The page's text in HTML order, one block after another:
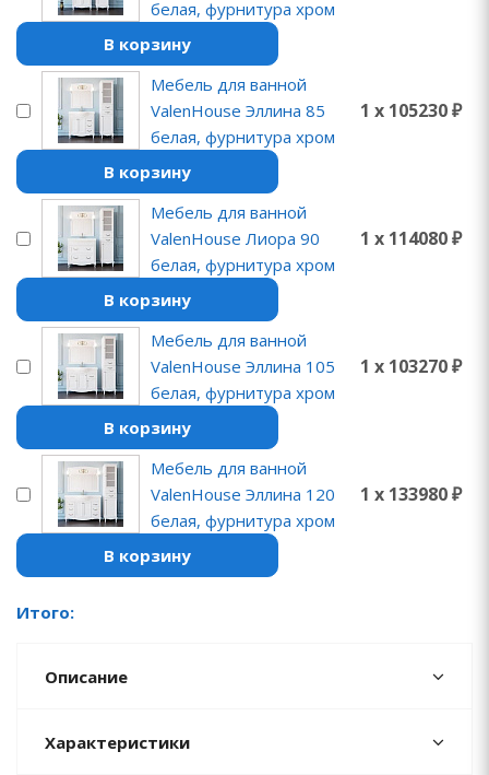
белая, фурнитура хром
В корзину
Мебель для ванной
ValenHouse Эллина 85
белая, фурнитура хром
1 x 105230 ₽
В корзину
Мебель для ванной
ValenHouse Лиора 90
белая, фурнитура хром
1 x 114080 ₽
В корзину
Мебель для ванной
ValenHouse Эллина 105
белая, фурнитура хром
1 x 103270 ₽
В корзину
Мебель для ванной
ValenHouse Эллина 120
белая, фурнитура хром
1 x 133980 ₽
В корзину
Итого:
Описание
Характеристики